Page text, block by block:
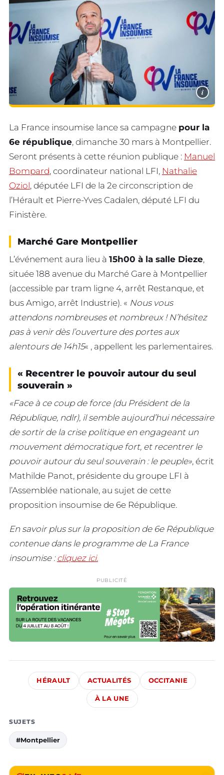
i
La France insoumise lance sa campagne pour la
6e république, dimanche 30 mars à Montpellier.
Seront présents à cette réunion publique : Manuel
Bompard, coordinateur national LFI, Nathalie
Oziol, députée LFI de la 2e circonscription de
l’Hérault et Pierre-Yves Cadalen, député LFI du
Finistère.
Marché Gare Montpellier
L’événement aura lieu à 15h00 à la salle Dieze,
située 188 avenue du Marché Gare à Montpellier
(accessible par tram ligne 4, arrêt Restanque, et
bus Amigo, arrêt Industrie). « Nous vous
attendons nombreuses et nombreux ! N’hésitez
pas à venir dès l’ouverture des portes aux
alentours de 14h15« , appellent les parlementaires.
« Recentrer le pouvoir autour du seul
souverain »
«Face à ce coup de force (du Président de la
République, ndlr), il semble aujourd’hui nécessaire
de sortir de la crise politique en engageant un
mouvement démocratique fort, et recentrer le
pouvoir autour du seul souverain : le peuple», écrit
Mathilde Panot, présidente du groupe LFI à
l’Assemblée nationale, au sujet de cette
proposition insoumise de 6e République.
En savoir plus sur la proposition de 6e République
contenue dans le programme de La France
insoumise :cliquez ici.
PUBLICITÉ
HÉRAULT ACTUALITÉS OCCITANIE
À LA UNE
SUJETS
#Montpellier